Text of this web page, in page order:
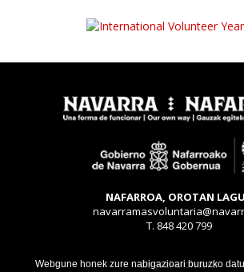
Webgune honek zure nabigazioari buruzko
NAFARROA, OROTAN
T. 848 420 799
Legezko oharra